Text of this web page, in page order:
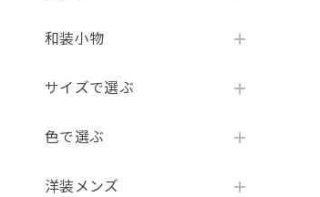
和装小物
サイズで選ぶ
色で選ぶ
洋装メンズ